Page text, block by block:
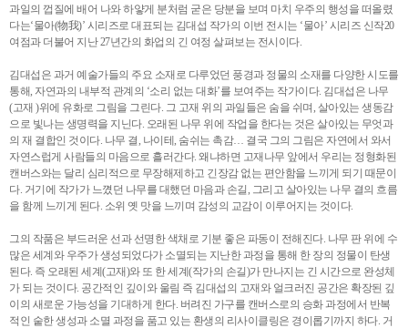
과일의 껍질에 배어 나와 하얗게 분처럼 굳은 당분을 보며 마치 우주의 행성을 떠올렸
다는‘물아(物我)’ 시리즈로 대표되는 김대섭 작가의 이번 전시는 ‘물아’ 시리즈 신작20
여점과 더불어 지난 27년간의 화업의 긴 여정 살펴보는 전시이다.
김대섭은 과거 예술가들의 주요 소재로 다루었던 풍경과 정물의 소재를 다양한 시도를
통해, 자연과의 내부적 관계의 ‘소리 없는 대화’를 보여주는 작가이다. 김대섭은 나무
(고재 )위에 유화로 그림을 그린다. 그 고재 위의 과일들은 숨을 쉬며, 살아있는 생동감
으로 빛나는 생명력을 지닌다. 오래된 나무 위에 작업을 한다는 것은 살아있는 무엇과
의 재 결합인 것이다. 나무 결, 나이테, 숨쉬는 촉감… 결국 그의 그림은 자연에서 와서
자연스럽게 사람들의 마음으로 흘러간다. 왜냐하면 고재나무 앞에서 우리는 정형화된
캔버스와는 달리 심리적으로 무장해제하고 긴장감 없는 편안함을 느끼게 되기 때문이
다. 거기에 작가가 느꼈던 나무를 대했던 마음과 손길, 그리고 살아있는 나무 결의 흐름
을 함께 느끼게 된다. 소위 옛 맛을 느끼며 감성의 교감이 이루어지는 것이다.
그의 작품은 부드러운 선과 선명한 색채로 기분 좋은 파동이 전해진다. 나무 판 위에 수
많은 세계와 우주가 생성되었다가 소멸되는 지난한 과정을 통해 한 장의 정물이 탄생
된다. 즉 오래된 세계(고재)와 또 한 세계(작가의 손길)가 만나지는 긴 시간으로 완성체
가 되는 것이다. 공간적인 깊이와 울림 즉 김대섭의 고재와 얼크러진 공간은 확장된 깊
이의 새로운 가능성을 기대하게 한다. 버려진 가구를 캔버스로의 승화 과정에서 반복
적인 숱한 생성과 소멸 과정을 품고 있는 환생의 리사이클링은 경이롭기까지 하다. 거